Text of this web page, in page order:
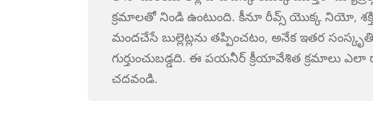
క్రమాలతో నిండి ఉంటుంది. కీనూ రీవ్స్ యొక్క నియో,
మందచేసే బుల్లెట్లను తప్పించటం, అనేక ఇతర
గుర్తుంచుబడ్డది. ఈ పయనీర్ క్రీయావేశిత
చదవండి.